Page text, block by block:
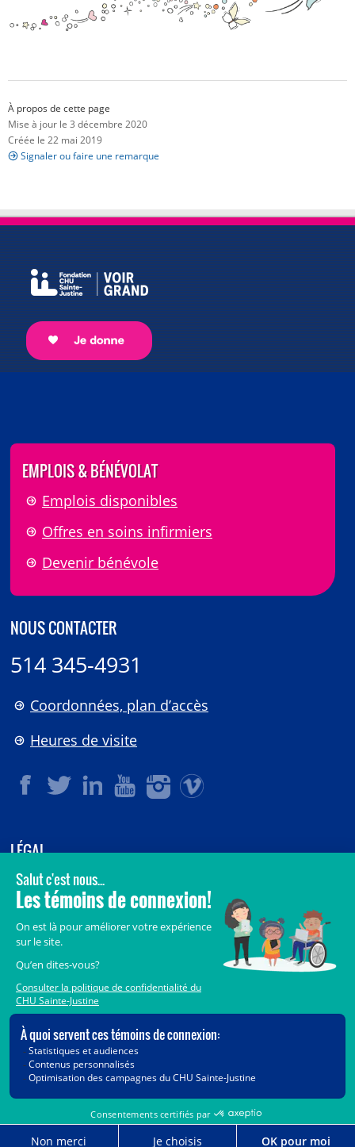
À propos de cette page
Mise à jour le 3 décembre 2020
Créée le 22 mai 2019
Signaler ou faire une remarque
EMPLOIS & BÉNÉVOLAT
Emplois disponibles
Offres en soins infirmiers
Devenir bénévole
NOUS CONTACTER
514 345-4931
Coordonnées, plan d’accès
Heures de visite
LÉGAL
© 2006-2026CHU Sainte-Justine.
Tous droits réservés.
Crédits
Accès aux documents des organismes publics